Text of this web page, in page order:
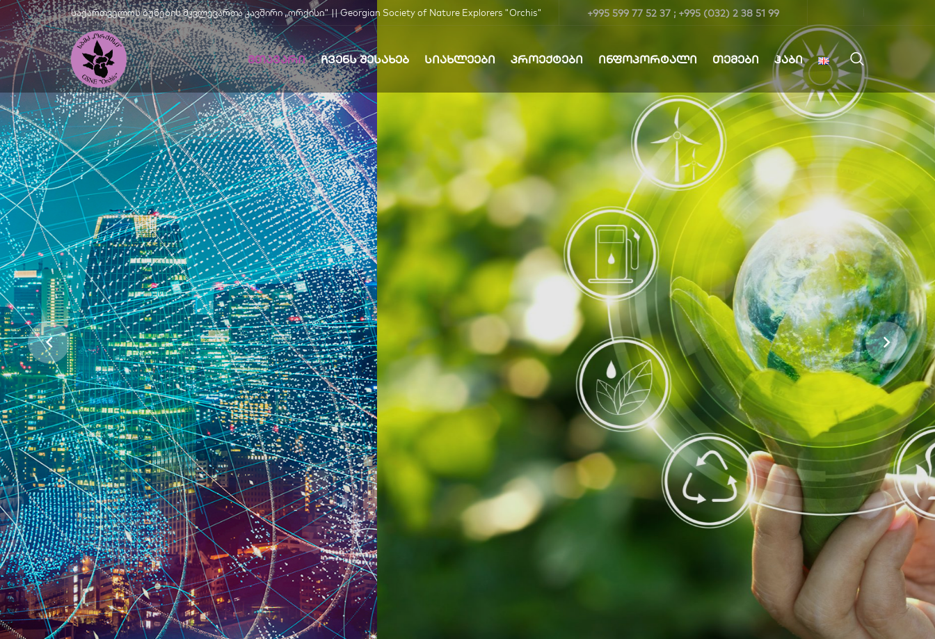
საქართველოს ბუნების მკვლევართა კავშირი „ორქისი" || Georgian Society of Nature Explorers "Orchis" +995 599 77 52 37 ; +995 (032) 2 38 51 99
ᲛᲗᲐᲕᲐᲠᲘ ᲩᲕᲔᲜᲡ ᲨᲔᲡᲐᲮᲔᲑ ᲡᲘᲐᲮᲚᲔᲔᲑᲘ ᲞᲠᲝᲔᲥᲢᲔᲑᲘ ᲘᲜᲤᲝᲞᲝᲠᲢᲐᲚᲘ ᲗᲔᲛᲔᲑᲘ ᲰᲐᲑᲘ
Მწვანე
Განვითარება
ჩვენი პლანეტის დასაცავად
პროექტების მხარდაჭერა